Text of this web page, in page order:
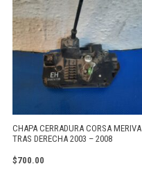
CHAPA CERRADURA CORSA MERIVA
TRAS DERECHA 2003 – 2008
$700.00